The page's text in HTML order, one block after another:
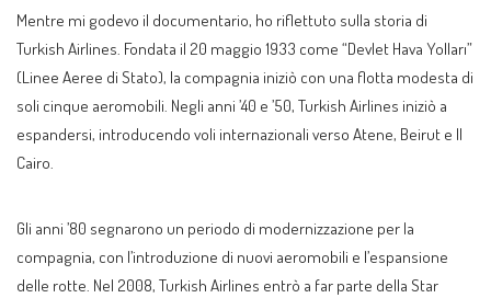
Mentre mi godevo il documentario, ho riflettuto sulla storia di
Turkish Airlines. Fondata il 20 maggio 1933 come “Devlet Hava Yolları”
(Linee Aeree di Stato), la compagnia iniziò con una flotta modesta di
soli cinque aeromobili. Negli anni ’40 e ’50, Turkish Airlines iniziò a
espandersi, introducendo voli internazionali verso Atene, Beirut e Il
Cairo.
Gli anni ’80 segnarono un periodo di modernizzazione per la
compagnia, con l’introduzione di nuovi aeromobili e l’espansione
delle rotte. Nel 2008, Turkish Airlines entrò a far parte della Star